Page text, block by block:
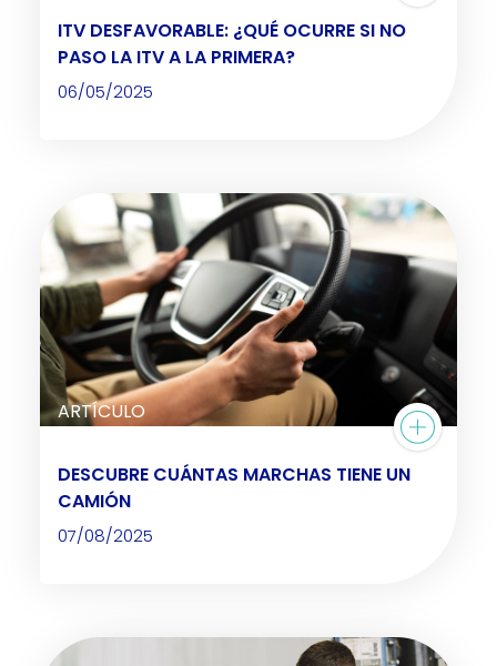
ITV DESFAVORABLE: ¿QUÉ OCURRE SI NO
PASO LA ITV A LA PRIMERA?
06/05/2025
ARTÍCULO
DESCUBRE CUÁNTAS MARCHAS TIENE UN
CAMIÓN
07/08/2025